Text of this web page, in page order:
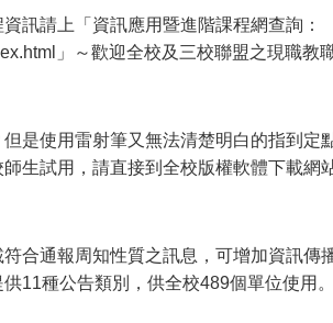
訊請上「資訊應用暨進階課程網查詢：
」～歡迎全校及三校聯盟之現職教
是使用雷射筆又無法清楚明白的指到定
生試用，請直接到全校版權軟體下載網
合通報周知性質之訊息，可增加資訊傳
11種公告類別，供全校489個單位使用